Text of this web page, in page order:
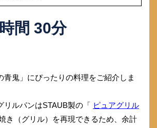
間 30分
青鬼」にぴったりの料理をご紹介しま
リルパンはSTAUB製の「 ピュアグリル
き（グリル）を再現できるため、余計